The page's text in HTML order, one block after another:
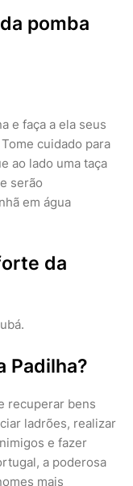
pomba
e faça a ela seus
cuidado para
ao lado uma taça
serão
em água
da
Padilha?
recuperar bens
ladrões, realizar
e fazer
a poderosa
mais